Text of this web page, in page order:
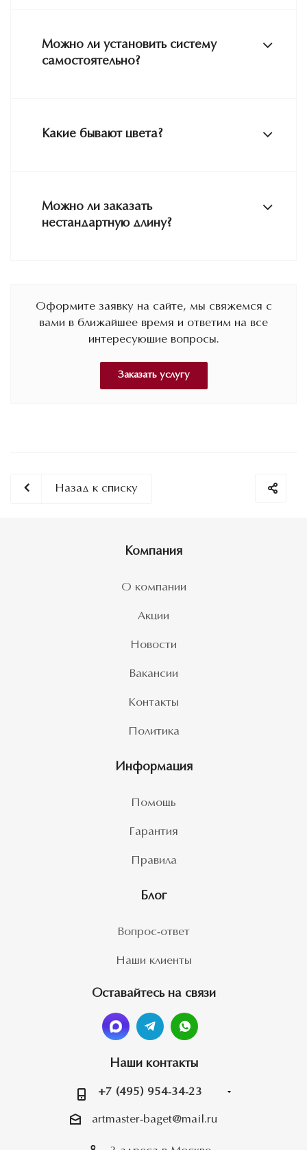
Можно ли установить систему
самостоятельно?
Какие бывают цвета?
Можно ли заказать
нестандартную длину?
Оформите заявку на сайте, мы свяжемся с
вами в ближайшее время и ответим на все
интересующие вопросы.
Заказать услугу
Назад к списку
Компания
О компании
Акции
Новости
Вакансии
Контакты
Политика
Информация
Помощь
Гарантия
Правила
Блог
Вопрос-ответ
Наши клиенты
Оставайтесь на связи
Наши контакты
+7 (495) 954-34-23
artmaster-baget@mail.ru